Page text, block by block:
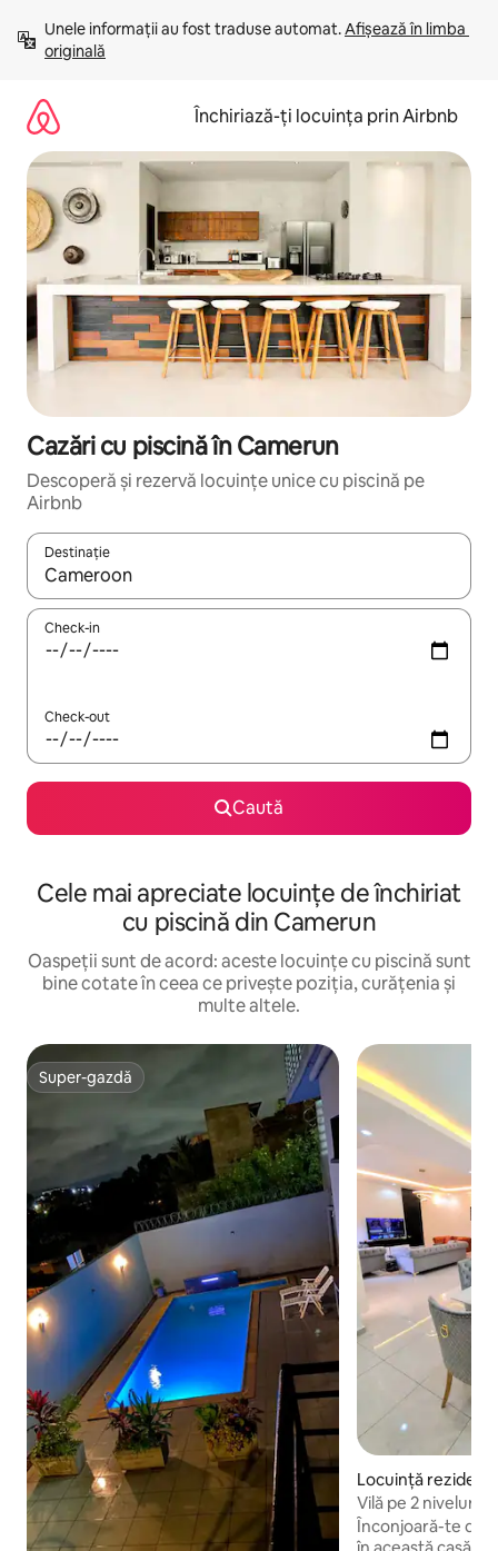
mergi
conținut
Unele informații au fost traduse automat. Afișează în limba
originală
Închiriază-ți locuința prin Airbnb
Cazări cu piscină în Camerun
Descoperă și rezervă locuințe unice cu piscină pe
Airbnb
Destinație
Când se încarcă rezultatele, navighează folosind tastele
Check-in
Check-out
Caută
Cele mai apreciate locuințe de închiriat
cu piscină din Camerun
Oaspeții sunt de acord: aceste locuințe cu piscină sunt
bine cotate în ceea ce privește poziția, curățenia și
multe altele.
Super-gazdă
Super-gazdă
Locuință
dé
Vilă pe 2 niveluri
piscină și
Înconjoară-te de